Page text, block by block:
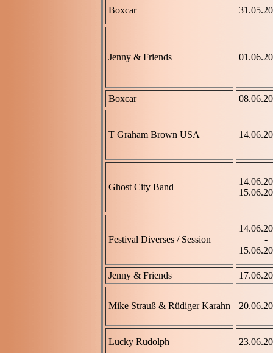
Boxcar
Jenny & Friends
Boxcar
T Graham Brown USA
Ghost City Band
Festival Diverses / Session
-
Jenny & Friends
Mike Strauß & Rüdiger Karahn
Lucky Rudolph